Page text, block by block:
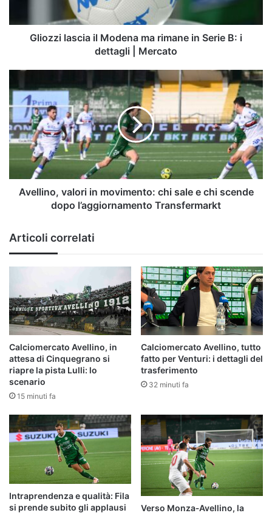
B:
Mercato
Gliozzi lascia il Modena ma rimane in Serie B: i
dettagli | Mercato
valori
movimento:
chi
sale
scende
dopo
l’aggiornamento
Avellino, valori in movimento: chi sale e chi scende
dopo l’aggiornamento Transfermarkt
Articoli correlati
Calciomercato Avellino, in
attesa di Cinquegrano si
riapre la pista Lulli: lo
scenario
15 minuti fa
Calciomercato Avellino, tutto
fatto per Venturi: i dettagli del
trasferimento
32 minuti fa
Intraprendenza e qualità: Fila
si prende subito gli applausi
Verso Monza‑Avellino, la